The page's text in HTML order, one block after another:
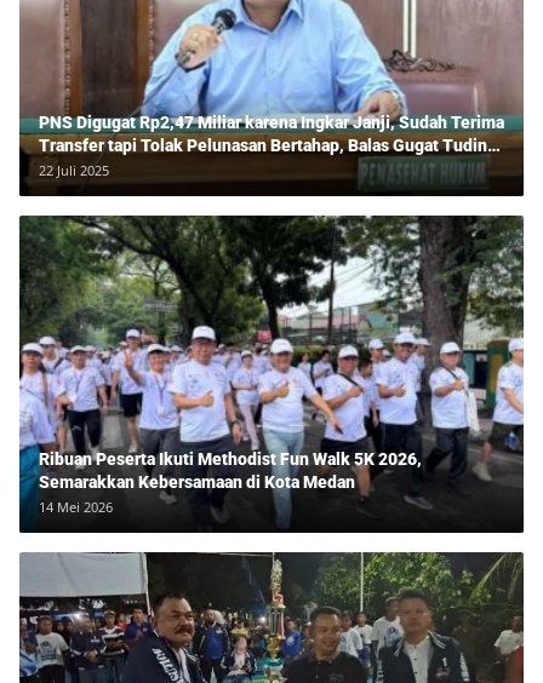
PNS Digugat Rp2,47 Miliar karena Ingkar Janji, Sudah Terima
Transfer tapi Tolak Pelunasan Bertahap, Balas Gugat Tuding
Lawan Tipu Rp850 Juta
22 Juli 2025
Ribuan Peserta Ikuti Methodist Fun Walk 5K 2026,
Semarakkan Kebersamaan di Kota Medan
14 Mei 2026